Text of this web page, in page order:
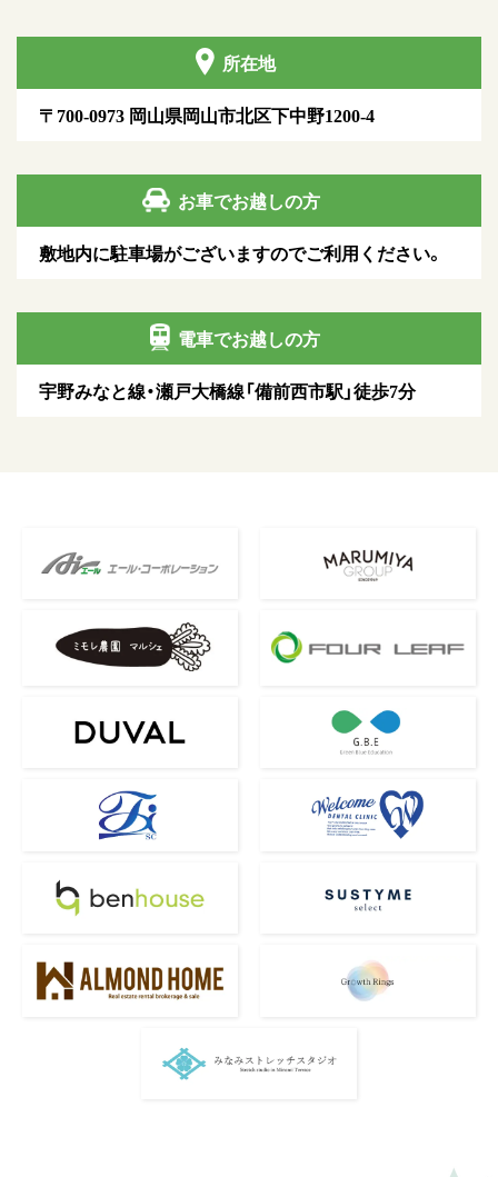
所在地
〒700-0973 岡山県岡山市北区下中野1200-4
お車でお越しの方
敷地内に駐車場がございますのでご利用ください。
電車でお越しの方
宇野みなと線・瀬戸大橋線「備前西市駅」徒歩7分